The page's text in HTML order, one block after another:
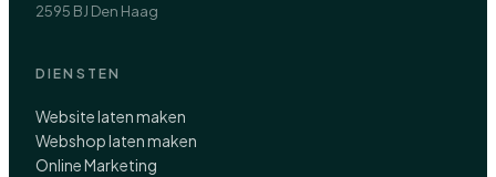
2595 BJ Den Haag
DIENSTEN
Website laten maken
Webshop laten maken
Online Marketing